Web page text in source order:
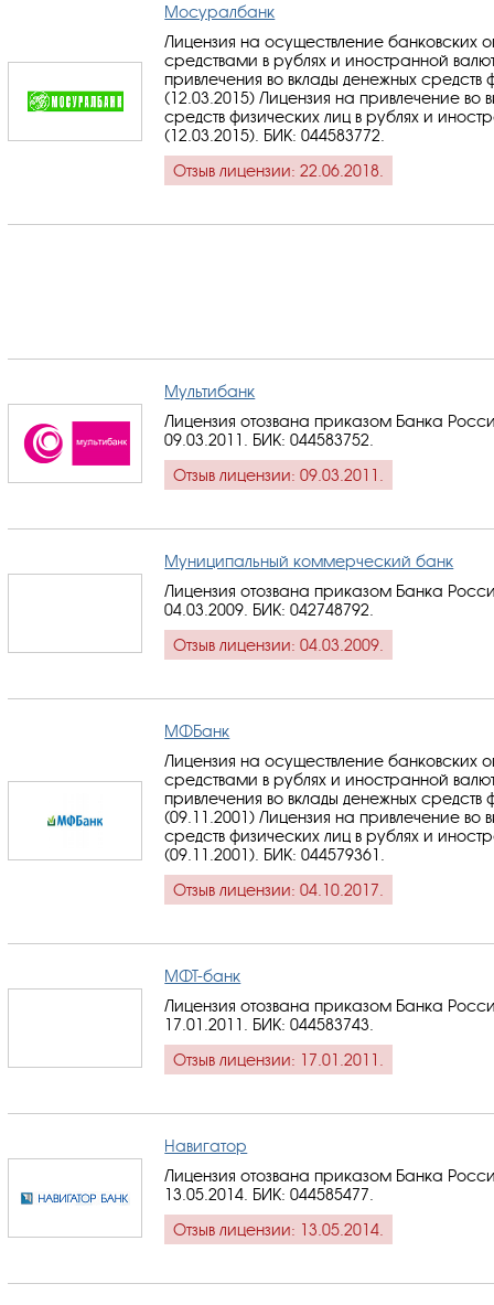
Мосуралбанк
Лицензия на осуществление банковских
средствами в рублях и иностранной
привлечения во вклады денежных средств
(12.03.2015) Лицензия на привлечение во
средств физических лиц в рублях и
(12.03.2015). БИК: 044583772
Отзыв лицензии: 22.06.2018.
Мультибанк
Лицензия отозвана приказом Банка
09.03.2011. БИК: 044583752
Отзыв лицензии: 09.03.2011.
Муниципальный коммерческий банк
Лицензия отозвана приказом Банка
04.03.2009. БИК: 042748792
Отзыв лицензии: 04.03.2009.
МФБанк
Лицензия на осуществление банковских
средствами в рублях и иностранной
привлечения во вклады денежных средств
(09.11.2001) Лицензия на привлечение во
средств физических лиц в рублях и
(09.11.2001). БИК: 044579361
Отзыв лицензии: 04.10.2017.
МФТ-банк
Лицензия отозвана приказом Банка
17.01.2011. БИК: 044583743
Отзыв лицензии: 17.01.2011.
Навигатор
Лицензия отозвана приказом Банка
13.05.2014. БИК: 044585477
Отзыв лицензии: 13.05.2014.